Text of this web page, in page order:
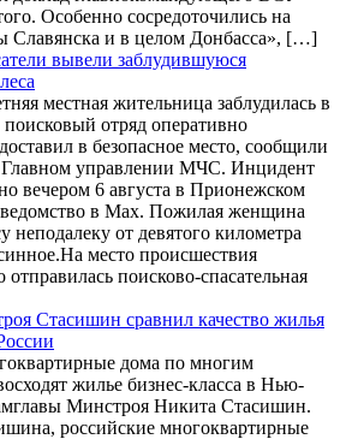
Особенно сосредоточились на
Славянска и в целом Донбасса», […]
вывели заблудившуюся
местная жительница заблудилась в
отряд оперативно
в безопасное место, сообщили
Главном управлении МЧС. Инцидент
вечером 6 августа в Прионежском
ведомство в Max. Пожилая женщина
неподалеку от девятого километра
место происшествия
отправилась поисково-спасательная
Стасишин сравнил качество жилья
дома по многим
жилье бизнес-класса в Нью-
Минстроя Никита Стасишин.
российские многоквартирные